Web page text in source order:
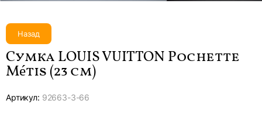
Назад
Сумка LOUIS VUITTON Pochette
Métis (23 см)
Артикул: 92663-3-66